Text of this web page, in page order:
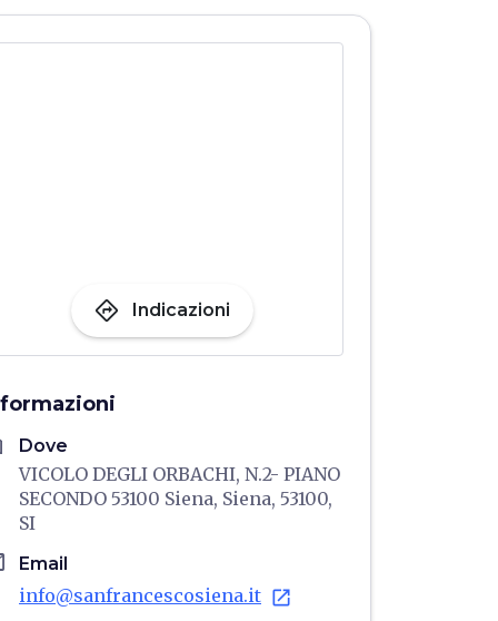
directions Indicazioni
Dove
VICOLO DEGLI ORBACHI, N.2- PIANO
SECONDO 53100 Siena, Siena, 53100,
SI
Email
info@sanfrancescosiena.it open_in_new